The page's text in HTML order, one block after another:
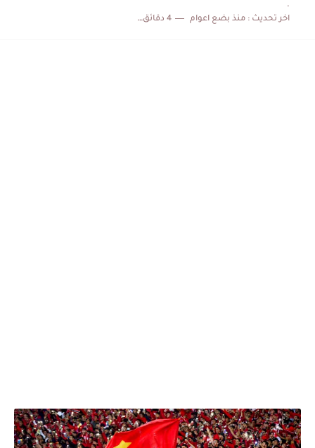
.
اخر تحديث :منذ بضع اعوام 4 دقائق للقراءة